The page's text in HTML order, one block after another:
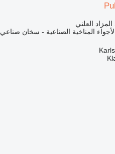
المزاد العلني
المناخية الصناعية - سخان صناعي